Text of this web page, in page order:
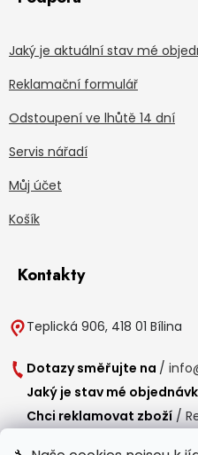
Jaký je aktuální stav mé
Reklamační formulář
Odstoupení ve lhůtě 14 dní
Servis nářadí
Můj účet
Košík
Kontakty
Teplická 906, 418 01 Bílina
Dotazy směřujte na /
Jaký je stav mé
Chci reklamovat zboží /